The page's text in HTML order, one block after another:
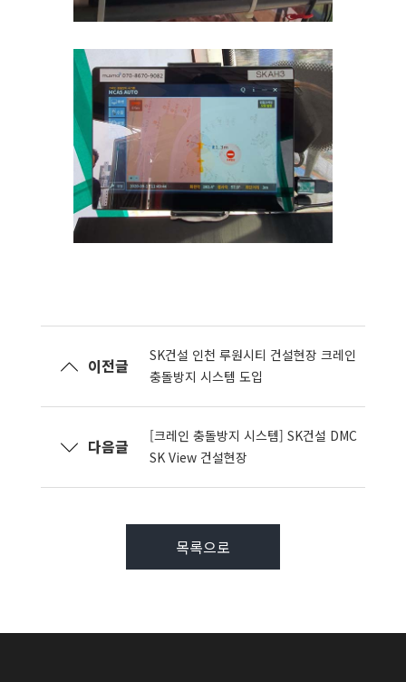
이전글
SK건설 인천 루원시티 건설현장 크레인
충돌방지 시스템 도입
다음글
[크레인 충돌방지 시스템] SK건설 DMC
SK View 건설현장
목록으로